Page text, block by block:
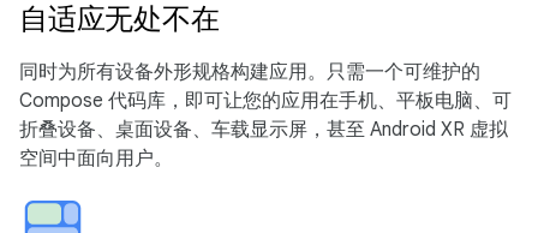
自适应无处不在
同时为所有设备外形规格构建应用。只需一个可维护的
Compose 代码库，即可让您的应用在手机、平板电脑、可
折叠设备、桌面设备、车载显示屏，甚至 Android XR 虚拟
空间中面向用户。